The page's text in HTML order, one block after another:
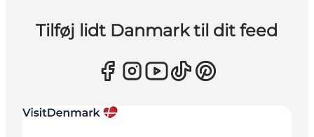
Tilføj lidt Danmark til dit feed